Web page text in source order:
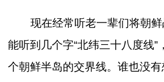
现在经常听老一辈们将朝
能听到几个字“北纬三十八度线
个朝鲜半岛的交界线。谁也没